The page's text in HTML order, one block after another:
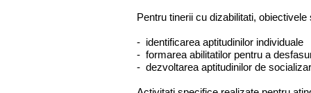
Pentru tinerii cu dizabilitati,
- identificarea aptitudinilor individuale
- formarea abilitatilor pentru a
- dezvoltarea aptitudinilor de